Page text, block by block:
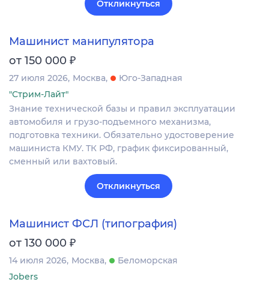
Откликнуться
Машинист манипулятора
от 150 000 ₽
27 июля 2026 Москва
Юго-Западная
"Стрим-Лайт"
Знание технической базы и правил эксплуатации
автомобиля и грузо-подъемного механизма,
подготовка техники. Обязательно удостоверение
машиниста КМУ. ТК РФ, график фиксированный,
сменный или вахтовый.
Откликнуться
Машинист ФСЛ (типография)
от 130 000 ₽
14 июля 2026 Москва
Беломорская
Jobers